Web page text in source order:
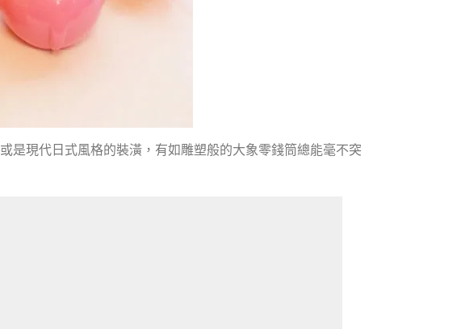
是現代日式風格的裝潢，有如雕塑般的大象零錢筒總能毫不突